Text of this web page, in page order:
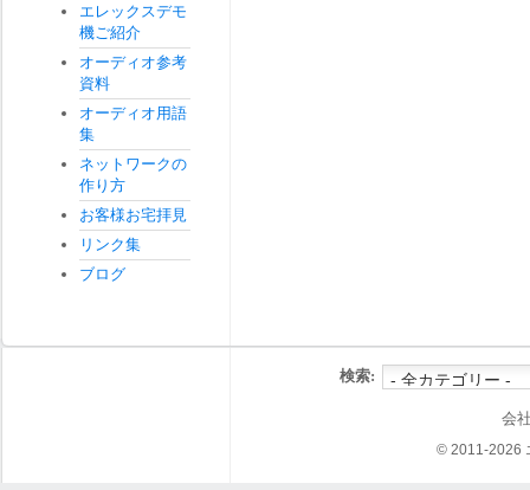
エレックスデモ
機ご紹介
オーディオ参考
資料
オーディオ用語
集
ネットワークの
作り方
お客様お宅拝見
リンク集
ブログ
検索:
会
© 2011-2026